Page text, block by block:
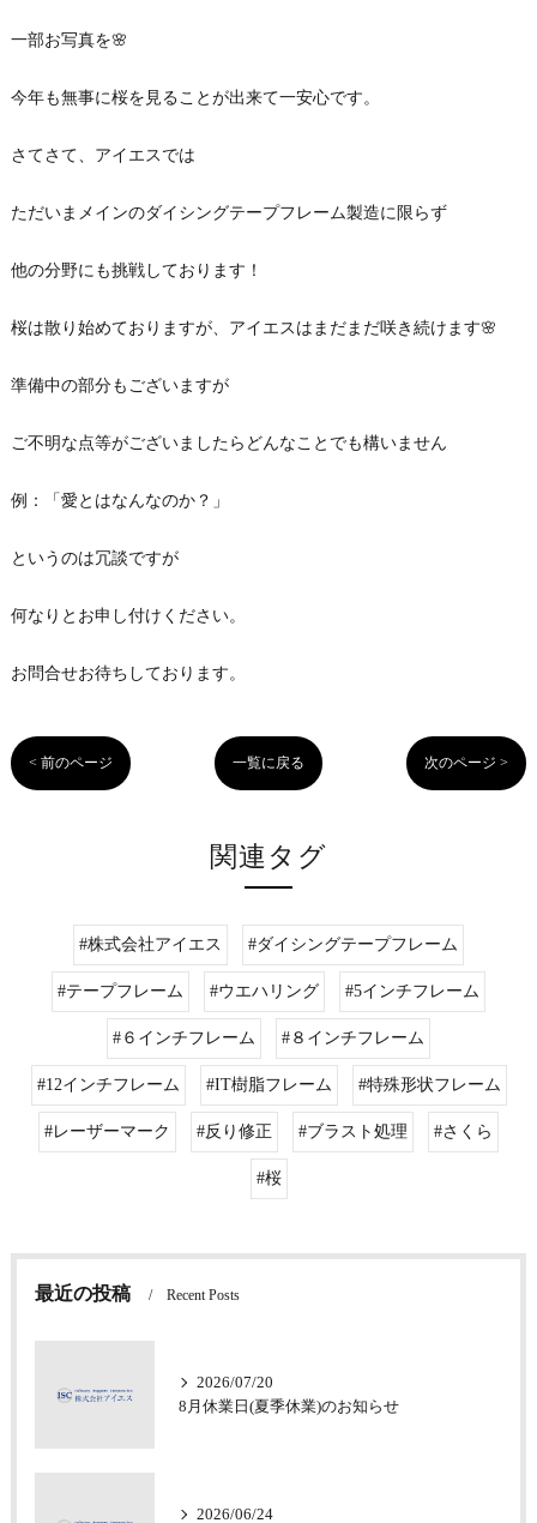
一部お写真を🌸
今年も無事に桜を見ることが出来て一安心です。
さてさて、アイエスでは
ただいまメインのダイシングテープフレーム製造に限らず
他の分野にも挑戦しております！
桜は散り始めておりますが、アイエスはまだまだ咲き続けます🌸
準備中の部分もございますが
ご不明な点等がございましたらどんなことでも構いません
例：「愛とはなんなのか？」
というのは冗談ですが
何なりとお申し付けください。
お問合せお待ちしております。
< 前のページ 一覧に戻る 次のページ >
関連タグ
#株式会社アイエス #ダイシングテープフレーム
#テープフレーム #ウエハリング #5インチフレーム
#６インチフレーム #８インチフレーム
#12インチフレーム #IT樹脂フレーム #特殊形状フレーム
#レーザーマーク #反り修正 #ブラスト処理 #さくら
#桜
最近の投稿 Recent Posts
2026/07/20
8月休業日(夏季休業)のお知らせ
2026/06/24